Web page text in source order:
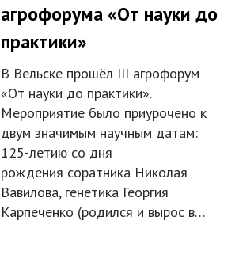
агрофорума «От науки до
практики»
В Вельске прошёл III агрофорум
«От науки до практики».
Мероприятие было приурочено к
двум значимым научным датам:
125-летию со дня
рождения соратника Николая
Вавилова, генетика Георгия
Карпеченко (родился и вырос в…